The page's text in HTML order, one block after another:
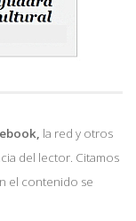
la red y otros
del lector. Citamos
el contenido se